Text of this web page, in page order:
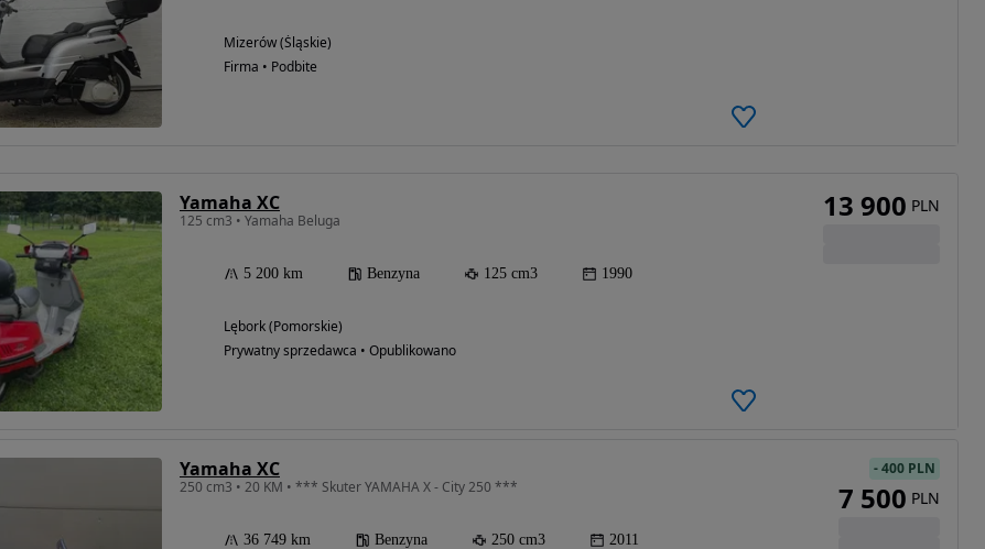
Możliwość
Mizerów (Śląskie)
Firma • Podbite
Yamaha XC
125 cm3 • Yamaha Beluga
5 200 km Benzyna 125 cm3 1990
Lębork (Pomorskie)
Prywatny sprzedawca • Opublikowano
13 900 PLN
Yamaha XC
250 cm3 • 20 KM • *** Skuter YAMAHA X - City 250 ***
36 749 km Benzyna 250 cm3 2011
-400 PLN
7 500 PLN